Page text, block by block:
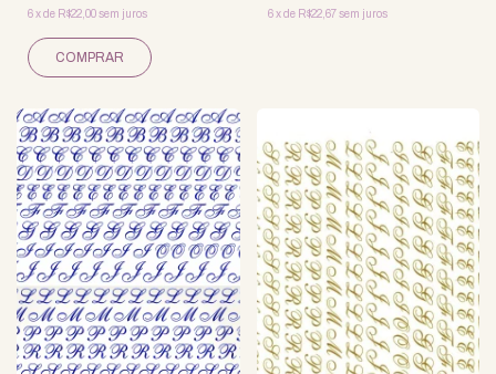
6xde R$22,00sem juros 6 xde R$22,67 sem juros